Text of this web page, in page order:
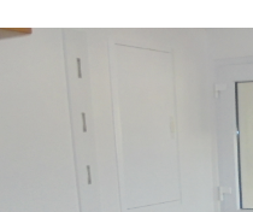
Küche